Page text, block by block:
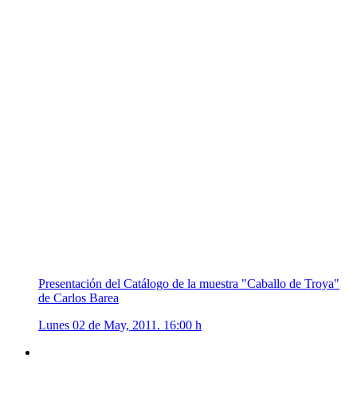
Presentación del Catálogo de la muestra "Caballo de Troya"
de Carlos Barea
Lunes 02 de May, 2011. 16:00 h